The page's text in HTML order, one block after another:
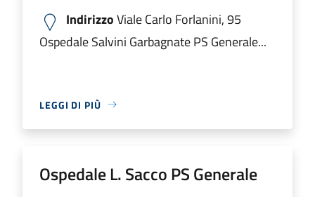
IndirizzoViale Carlo Forlanini, 95
Ospedale Salvini Garbagnate PS Generale...
LEGGI DI PIÙ
Ospedale L. Sacco PS Generale